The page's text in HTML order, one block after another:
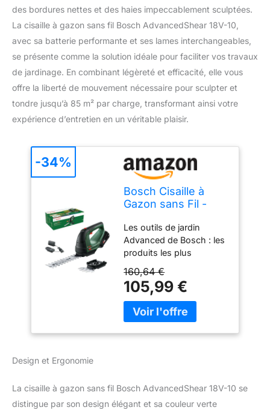
des bordures nettes et des haies impeccablement sculptées.
La cisaille à gazon sans fil Bosch AdvancedShear 18V-10,
avec sa batterie performante et ses lames interchangeables,
se présente comme la solution idéale pour faciliter vos travaux
de jardinage. En combinant légèreté et efficacité, elle vous
offre la liberté de mouvement nécessaire pour sculpter et
tondre jusqu’à 85 m² par charge, transformant ainsi votre
expérience d’entretien en un véritable plaisir.
Bosch Cisaille à
Gazon sans Fil -
18V-10
Les outils de jardin
Advanced de Bosch : les
produits les plus
tâches les plus
exigeantes Un outil
polyvalent pour
entretenir votre gazon,
de changer de lame
rapidement. Fini les
160,64 €
105,99 €
-34%
Design et Ergonomie
La cisaille à gazon sans fil Bosch AdvancedShear 18V-10 se
distingue par son design élégant et sa couleur verte